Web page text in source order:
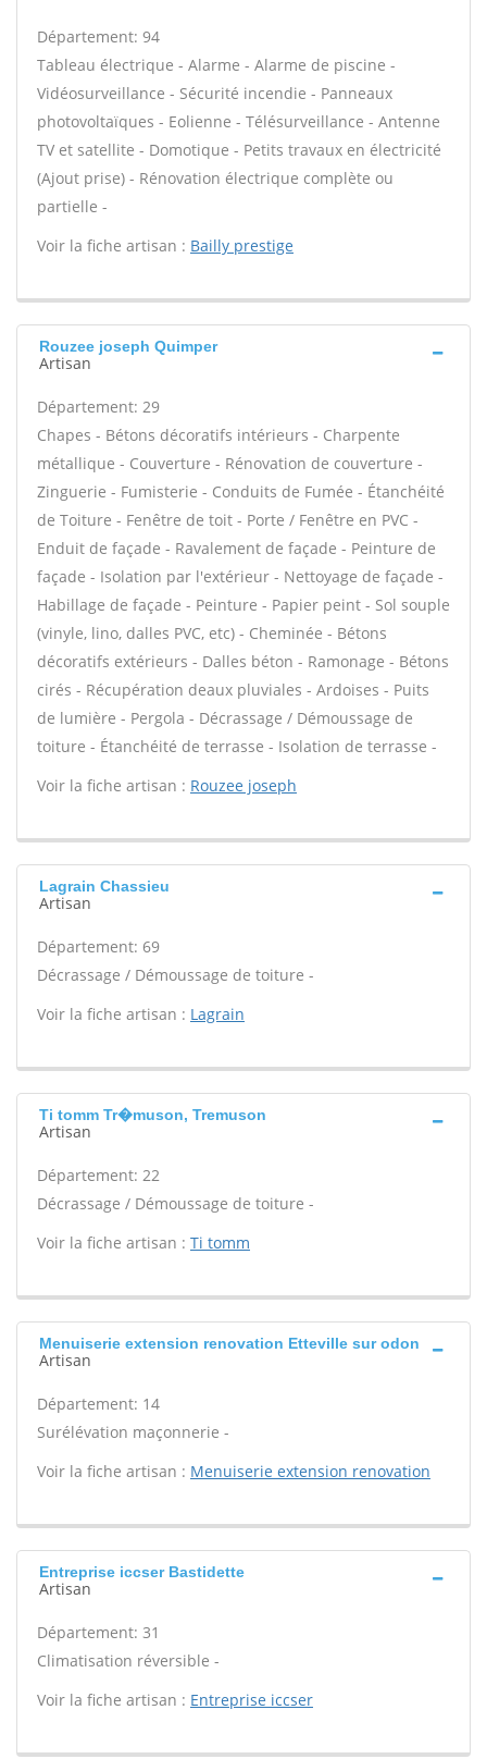
Département: 94
Tableau électrique - Alarme - Alarme de piscine -
Vidéosurveillance - Sécurité incendie - Panneaux
photovoltaïques - Eolienne - Télésurveillance - Antenne
TV et satellite - Domotique - Petits travaux en électricité
(Ajout prise) - Rénovation électrique complète ou
partielle -
Voir la fiche artisan : Bailly prestige
Rouzee joseph Quimper
Artisan
Département: 29
Chapes - Bétons décoratifs intérieurs - Charpente
métallique - Couverture - Rénovation de couverture -
Zinguerie - Fumisterie - Conduits de Fumée - Étanchéité
de Toiture - Fenêtre de toit - Porte / Fenêtre en PVC -
Enduit de façade - Ravalement de façade - Peinture de
façade - Isolation par l'extérieur - Nettoyage de façade -
Habillage de façade - Peinture - Papier peint - Sol souple
(vinyle, lino, dalles PVC, etc) - Cheminée - Bétons
décoratifs extérieurs - Dalles béton - Ramonage - Bétons
cirés - Récupération deaux pluviales - Ardoises - Puits
de lumière - Pergola - Décrassage / Démoussage de
toiture - Étanchéité de terrasse - Isolation de terrasse -
Voir la fiche artisan : Rouzee joseph
Lagrain Chassieu
Artisan
Département: 69
Décrassage / Démoussage de toiture -
Voir la fiche artisan : Lagrain
Ti tomm Tr�muson, Tremuson
Artisan
Département: 22
Décrassage / Démoussage de toiture -
Voir la fiche artisan : Ti tomm
Menuiserie extension renovation Etteville sur odon
Artisan
Département: 14
Surélévation maçonnerie -
Voir la fiche artisan : Menuiserie extension renovation
Entreprise iccser Bastidette
Artisan
Département: 31
Climatisation réversible -
Voir la fiche artisan : Entreprise iccser